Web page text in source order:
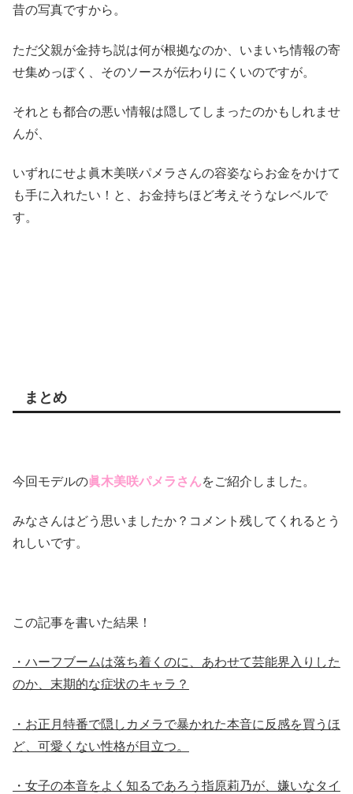
昔の写真ですから。
ただ父親が金持ち説は何が根拠なのか、いまいち情報の寄
せ集めっぽく、そのソースが伝わりにくいのですが。
それとも都合の悪い情報は隠してしまったのかもしれませ
んが、
いずれにせよ眞木美咲パメラさんの容姿ならお金をかけて
も手に入れたい！と、お金持ちほど考えそうなレベルで
す。
まとめ
今回モデルの眞木美咲パメラさんをご紹介しました。
みなさんはどう思いましたか？コメント残してくれるとう
れしいです。
この記事を書いた結果！
・ハーフブームは落ち着くのに、あわせて芸能界入りした
のか、末期的な症状のキャラ？
・お正月特番で隠しカメラで暴かれた本音に反感を買うほ
ど、可愛くない性格が目立つ。
・女子の本音をよく知るであろう指原莉乃が、嫌いなタイ